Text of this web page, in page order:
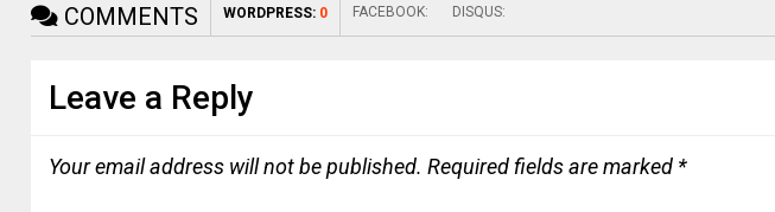
COMMENTS WORDPRESS: 0 FACEBOOK: DISQUS:
Leave a Reply
Your email address will not be published. Required fields are marked *